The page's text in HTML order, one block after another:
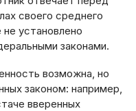
своего среднего
установлено
законами.
возможна, но
законом: например,
вверенных